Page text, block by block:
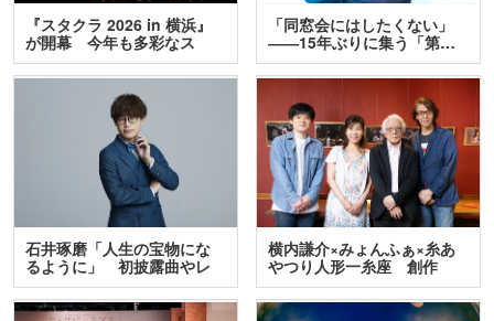
『スタクラ 2026 in 横浜』
が開幕 今年も多彩なス
テ…
「同窓会にはしたくない」
――15年ぶりに集う「第…
石井琢磨「人生の宝物にな
るように」 初披露曲やレ
ア…
横内謙介×みょんふぁ×糸あ
やつり人形一糸座 創作
人…